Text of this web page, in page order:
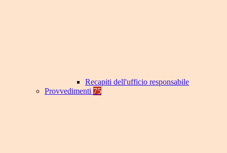
Recapiti dell'ufficio responsabile
Provvedimenti 75